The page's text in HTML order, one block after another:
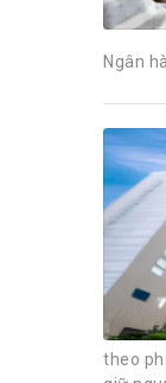
Ngân
theo